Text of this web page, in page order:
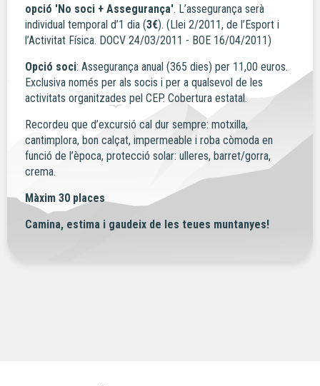
opció 'No soci + Assegurança'. L’assegurança serà
individual temporal d’1 dia (3€). (Llei 2/2011, de l’Esport i
l’Activitat Física. DOCV 24/03/2011 - BOE 16/04/2011)
Opció soci: Assegurança anual (365 dies) per 11,00 euros.
Exclusiva només per als socis i per a qualsevol de les
activitats organitzades pel CEP. Cobertura estatal.
Recordeu que d’excursió cal dur sempre: motxilla,
cantimplora, bon calçat, impermeable i roba còmoda en
funció de l’època, protecció solar: ulleres, barret/gorra,
crema.
Màxim 30 places
Camina, estima i gaudeix de les teues muntanyes!